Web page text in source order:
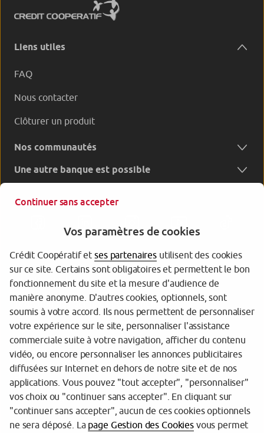
Liens utiles
FAQ
Nous contacter
Clôturer un produit
Nos communautés
Une autre banque est possible
Garantie des Dépôts
Protection des données personnelles
Gestion des cookies
Sécurité
Tarifs
Mentions légales
Réglementation
Continuer sans accepter
Vos paramètres de cookies
Crédit Coopératif etses partenairesutilisent des cookies
sur ce site. Certains sont obligatoires et permettent le bon
fonctionnement du site et la mesure d'audience de
manière anonyme. D'autres cookies, optionnels, sont
soumis à votre accord. Ils nous permettent de personnaliser
votre expérience sur le site, personnaliser l'assistance
commerciale suite à votre navigation, afficher du contenu
vidéo, ou encore personnaliser les annonces publicitaires
diffusées sur Internet en dehors de notre site et de nos
applications. Vous pouvez "tout accepter", "personnaliser"
vos choix ou "continuer sans accepter". En cliquant sur
"continuer sans accepter", aucun de ces cookies optionnels
ne sera déposé. La page Gestion des Cookiesvous permet